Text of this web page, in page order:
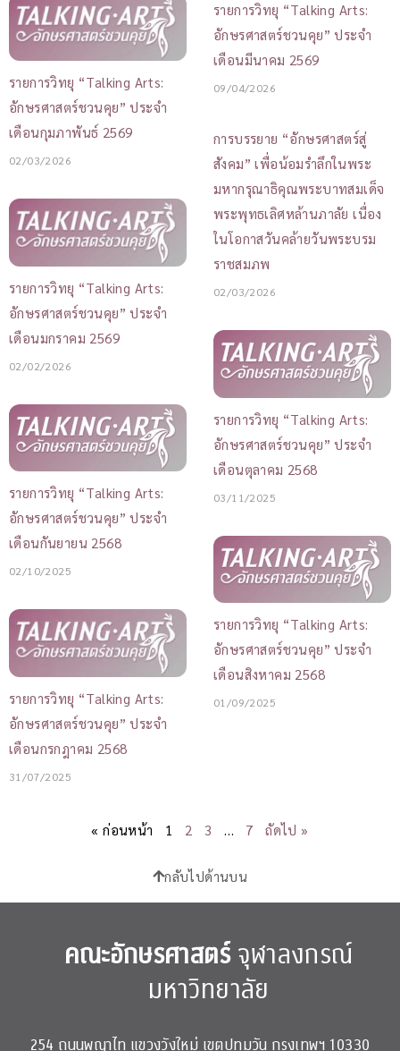
รายการวิทยุ “Talking Arts:
อักษรศาสตร์ชวนคุย” ประจำ
เดือนมีนาคม 2569
09/04/2026
รายการวิทยุ “Talking Arts:
อักษรศาสตร์ชวนคุย” ประจำ
เดือนกุมภาพันธ์ 2569
02/03/2026
การบรรยาย “อักษรศาสตร์สู่
สังคม” เพื่อน้อมรำลึกในพระ
มหากรุณาธิคุณพระบาทสมเด็จ
พระพุทธเลิศหล้านภาลัย เนื่อง
ในโอกาสวันคล้ายวันพระบรม
ราชสมภพ
02/03/2026
รายการวิทยุ “Talking Arts:
อักษรศาสตร์ชวนคุย” ประจำ
เดือนมกราคม 2569
02/02/2026
รายการวิทยุ “Talking Arts:
อักษรศาสตร์ชวนคุย” ประจำ
เดือนตุลาคม 2568
03/11/2025
รายการวิทยุ “Talking Arts:
อักษรศาสตร์ชวนคุย” ประจำ
เดือนกันยายน 2568
02/10/2025
รายการวิทยุ “Talking Arts:
อักษรศาสตร์ชวนคุย” ประจำ
เดือนสิงหาคม 2568
01/09/2025
รายการวิทยุ “Talking Arts:
อักษรศาสตร์ชวนคุย” ประจำ
เดือนกรกฎาคม 2568
31/07/2025
« ก่อนหน้า 1 2 3 … 7 ถัดไป »
กลับไปด้านบน
คณะอักษรศาสตร์จุฬาลงกรณ์
มหาวิทยาลัย
254 ถนนพญาไท แขวงวังใหม่ เขตปทุมวัน กรุงเทพฯ 10330